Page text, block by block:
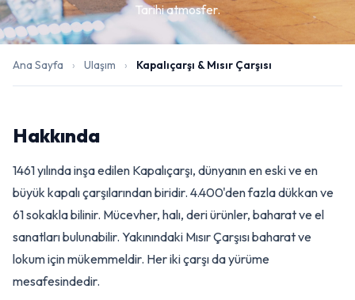
Tarihi atmosfer.
Ana Sayfa › Ulaşım › Kapalıçarşı & Mısır Çarşısı
Hakkında
1461 yılında inşa edilen Kapalıçarşı, dünyanın en eski ve en
büyük kapalı çarşılarından biridir. 4.400'den fazla dükkan ve
61 sokakla bilinir. Mücevher, halı, deri ürünler, baharat ve el
sanatları bulunabilir. Yakınındaki Mısır Çarşısı baharat ve
lokum için mükemmeldir. Her iki çarşı da yürüme
mesafesindedir.